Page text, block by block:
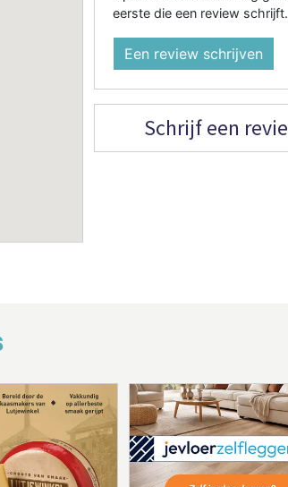
eerste die een review schrijft.
Een review schrijven
Schrijf een